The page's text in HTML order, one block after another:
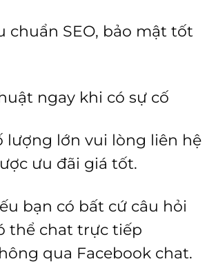
chuẩn SEO, bảo mật tốt
ngay khi có sự cố
lượng lớn vui lòng liên hệ
ưu đãi giá tốt.
bạn có bất cứ câu hỏi
thể chat trực tiếp
qua Facebook chat.